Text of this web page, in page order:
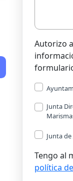
Autorizo a
Junta
Junta
Tengo al
política